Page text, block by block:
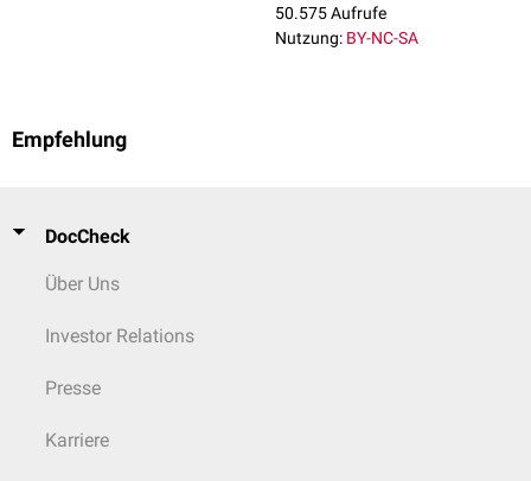
50.575 Aufrufe
Nutzung: BY-NC-SA
Empfehlung
DocCheck
Über Uns
Investor Relations
Presse
Karriere